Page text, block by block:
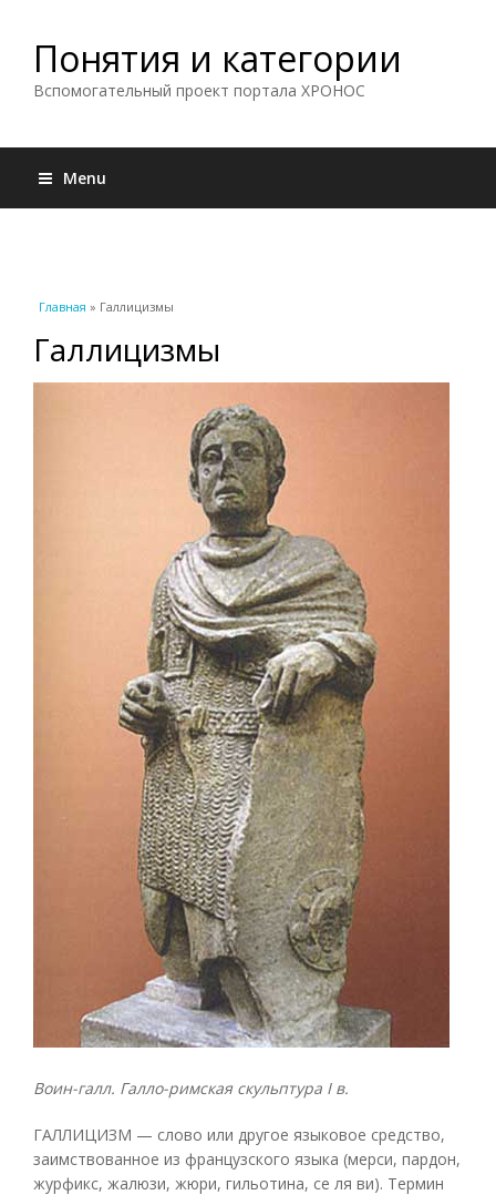
Понятия и категории
Вспомогательный проект портала ХРОНОС
Menu
Вы здесь
Главная » Галлицизмы
Галлицизмы
Воин-галл. Галло-римская скульптура I в.
ГАЛЛИЦИЗМ — слово или другое языковое средство,
заимствованное из французского языка (мерси, пардон,
журфикс, жалюзи, жюри, гильотина, се ля ви). Термин